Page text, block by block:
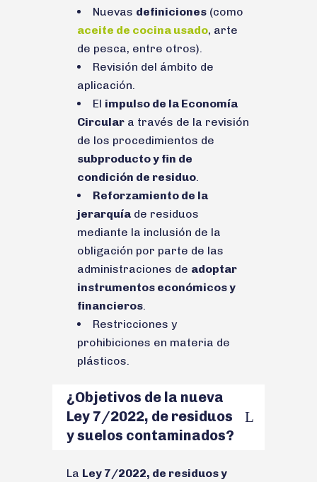
Nuevas definiciones (como
aceite de cocina usado, arte
de pesca, entre otros).
Revisión del ámbito de
aplicación.
El impulso de la Economía
Circular a través de la revisión
de los procedimientos de
subproducto y fin de
condición de residuo
Reforzamiento de la
jerarquía de residuos
mediante la inclusión de la
obligación por parte de las
administraciones de adoptar
instrumentos económicos y
financieros
Restricciones y
prohibiciones en materia de
plásticos.
¿Objetivos de la nueva
Ley 7/2022, de residuos
y suelos contaminados?
La Ley 7/2022, de residuos y